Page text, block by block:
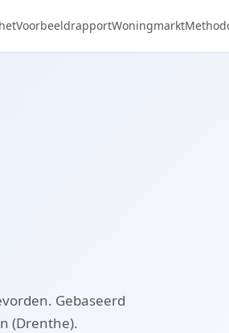
VoorbeeldrapportWoningmarkt
Gebaseerd
(Drenthe).